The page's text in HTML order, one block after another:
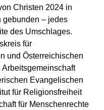
Christen 2024 in
gebunden – jedes
des Umschlages.
für
und Österreichischen
Evangelischen
für Religionsfreiheit
für Menschenrechte